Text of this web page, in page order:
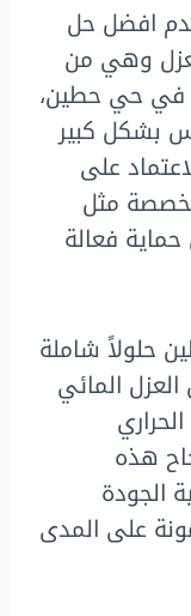
افضل حل
وهي من
في حي حطين،
بشكل كبير
على
مثل
فعالة
حلولاً شاملة
المائي
هذه
الجودة
على المدى